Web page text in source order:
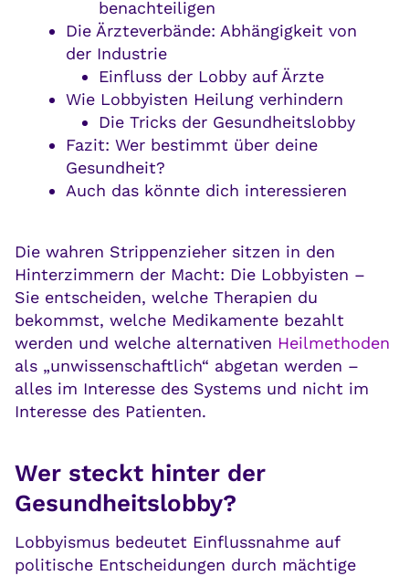
benachteiligen
Die Ärzteverbände: Abhängigkeit von
der Industrie
Einfluss der Lobby auf Ärzte
Wie Lobbyisten Heilung verhindern
Die Tricks der Gesundheitslobby
Fazit: Wer bestimmt über deine
Gesundheit?
Auch das könnte dich interessieren
Die wahren Strippenzieher sitzen in den
Hinterzimmern der Macht: Die Lobbyisten –
Sie entscheiden, welche Therapien du
bekommst, welche Medikamente bezahlt
werden und welche alternativen Heilmethoden
als „unwissenschaftlich“ abgetan werden –
alles im Interesse des Systems und nicht im
Interesse des Patienten.
Wer steckt hinter der
Gesundheitslobby?
Lobbyismus bedeutet Einflussnahme auf
politische Entscheidungen durch mächtige